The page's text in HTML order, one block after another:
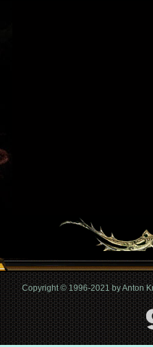
Copyright © 1996-2021 by Anton